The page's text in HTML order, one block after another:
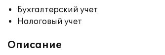
Бухгалтерский учет
Налоговый учет
Описание